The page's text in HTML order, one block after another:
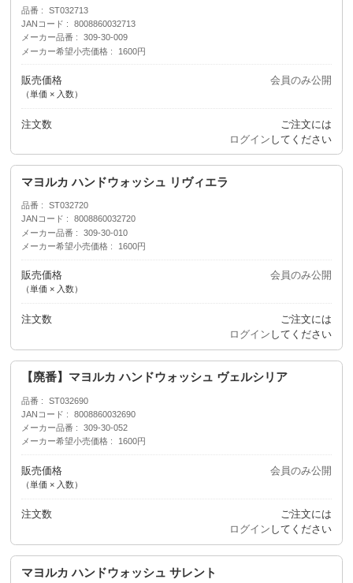
品番
ST032713
JANコード
8008860032713
メーカー品番
309-30-009
メーカー希望小売価格
1600円
販売価格
（単価 × 入数）
会員のみ公開
注文数
ご注文には
ログイン してください
マヨルカ ハンドウォッシュ リヴィエラ
品番
ST032720
JANコード
8008860032720
メーカー品番
309-30-010
メーカー希望小売価格
1600円
販売価格
（単価 × 入数）
会員のみ公開
注文数
ご注文には
ログイン してください
【廃番】マヨルカ ハンドウォッシュ ヴェルシリア
品番
ST032690
JANコード
8008860032690
メーカー品番
309-30-052
メーカー希望小売価格
1600円
販売価格
（単価 × 入数）
会員のみ公開
注文数
ご注文には
ログイン してください
マヨルカ ハンドウォッシュ サレント